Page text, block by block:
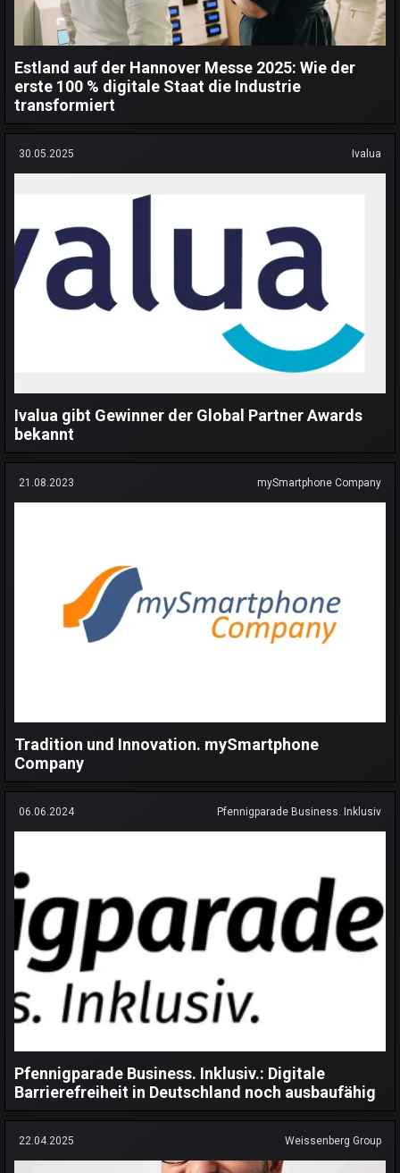
Estland auf der Hannover Messe 2025: Wie der
erste 100 % digitale Staat die Industrie
transformiert
30.05.2025 Ivalua
Ivalua gibt Gewinner der Global Partner Awards
bekannt
21.08.2023 mySmartphone Company
Tradition und Innovation. mySmartphone
Company
06.06.2024 Pfennigparade Business. Inklusiv
Pfennigparade Business. Inklusiv.: Digitale
Barrierefreiheit in Deutschland noch ausbaufähig
22.04.2025 Weissenberg Group